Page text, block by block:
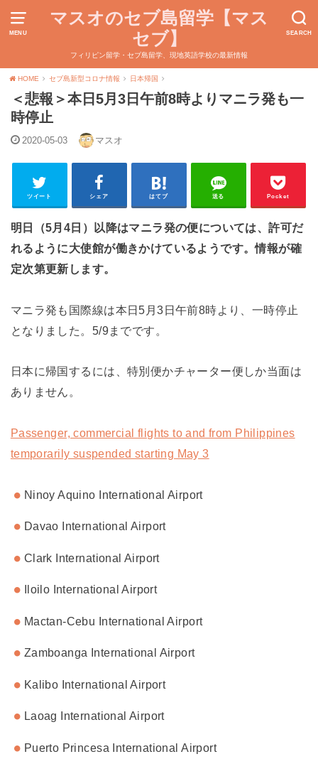
MENU SEARCH
マスオのセブ島留学【マス
セブ】
フィリピン留学・セブ島留学、現地英語学校の最新情報
HOME セブ島新型コロナ情報 日本帰国
＜悲報＞本日5月3日午前8時よりマニラ発も一
時停止
2020-05-03 マスオ
ツイート シェア はてブ 送る Pocket
明日（5月4日）以降はマニラ発の便については、許可だ
れるように大使館が働きかけているようです。情報が確
定次第更新します。
マニラ発も国際線は本日5月3日午前8時より、一時停止
となりました。5/9までです。
日本に帰国するには、特別便かチャーター便しか当面は
ありません。
Passenger, commercial flights to and from Philippines
temporarily suspended starting May 3
Ninoy Aquino International Airport
Davao International Airport
Clark International Airport
Iloilo International Airport
Mactan-Cebu International Airport
Zamboanga International Airport
Kalibo International Airport
Laoag International Airport
Puerto Princesa International Airport